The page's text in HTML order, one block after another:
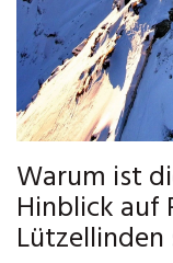
Warum ist
Hinblick auf